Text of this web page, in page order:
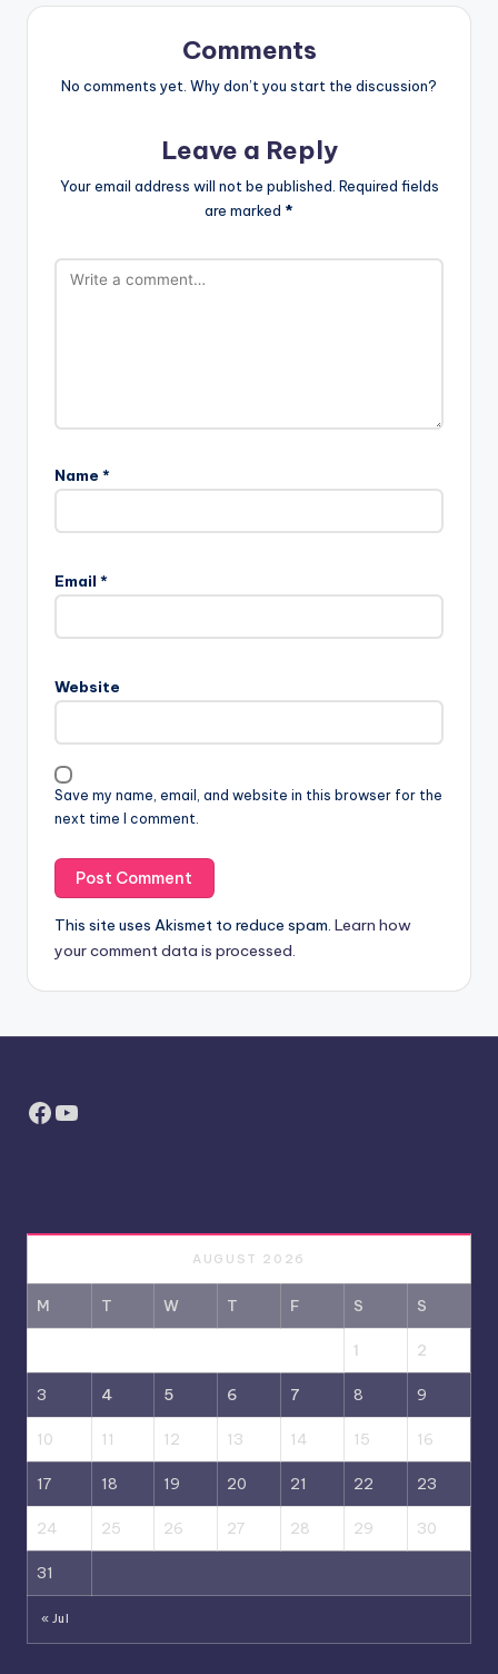
Comments
No comments yet. Why don’t you start the discussion?
Leave a Reply
Your email address will not be published. Required fields
are marked *
Name *
Email *
Website
Save my name, email, and website in this browser for the
next time I comment.
This site uses Akismet to reduce spam. Learn how
your comment data is processed.
Facebook
YouTube
AUGUST 2026
M T W T F S S
1 2
3 4 5 6 7 8 9
10 11 12 13 14 15 16
17 18 19 20 21 22 23
24 25 26 27 28 29 30
31
« Jul